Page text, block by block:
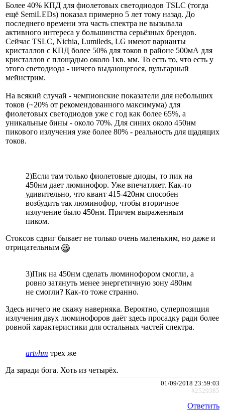
Более 40% КПД для фиолетовых светодиодов TSLC (тогда
ещё SemiLEDs) показал примерно 5 лет тому назад. До
последнего времени эта часть спектра не вызывала
активного интереса у большинства серьёзных брендов.
Сейчас TSLC, Nichia, Lumileds, LG имеют варианты
кристаллов с КПД более 50% для токов в районе 500мА для
кристаллов с площадью около 1кв. мм. То есть то, что есть у
этого светодиода - ничего выдающегося, вульгарный
мейнстрим.
На всякий случай - чемпионские показатели для небольших
токов (~20% от рекомендованного максимума) для
фиолетовых светодиодов уже с год как более 65%, а
уникальные бины - около 70%. Для синих около 450нм
пикового излучения уже более 80% - реальность для щадящих
токов.
2)Если там только фиолетовые диоды, то пик на
450нм дает люминофор. Уже впечатляет. Как-то
удивительно, что квант 415-420нм способен
возбудить так люминофор, чтобы вторичное
излучение было 450нм. Причем выраженным
пиком.
Стоксов сдвиг бывает не только очень маленьким, но даже и
отрицательным
3)Пик на 450нм сделать люминофором смогли, а
ровно затянуть менее энергетичную зону 480нм
не смогли? Как-то тоже странно.
Здесь ничего не скажу наверняка. Вероятно, суперпозиция
излучения двух люминофоров даёт здесь просадку ради более
ровной характеристики для остальных частей спектра.
artvhm трех же
Да заради бога. Хоть из четырёх.
01/09/2018 23:59:03
#2529385
Ответить